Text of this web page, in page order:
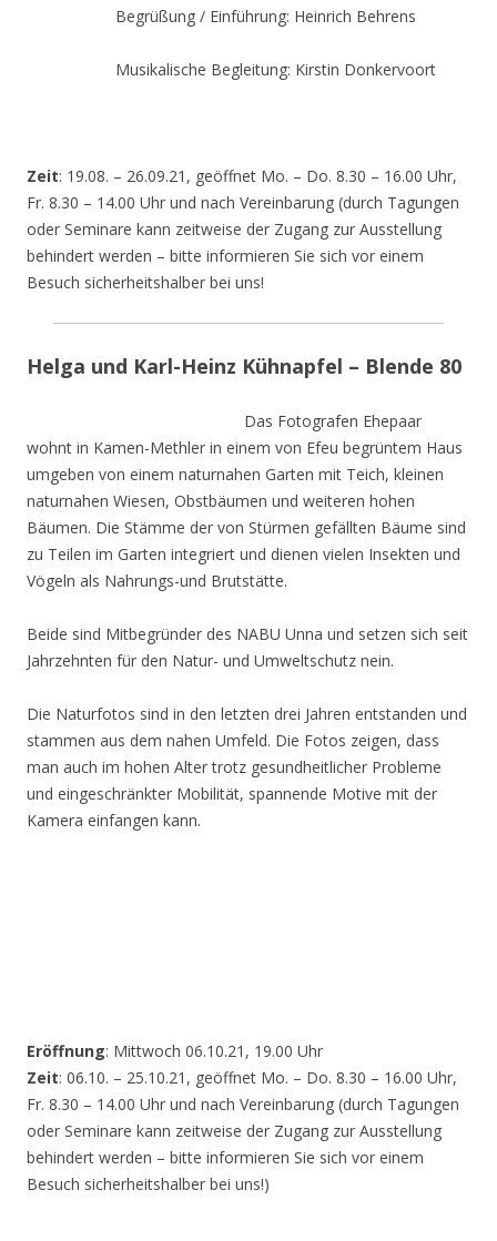
Begrüßung / Einführung: Heinrich Behrens
Musikalische Begleitung: Kirstin Donkervoort
Zeit: 19.08. – 26.09.21, geöffnet Mo. – Do. 8.30 – 16.00 Uhr,
Fr. 8.30 – 14.00 Uhr und nach Vereinbarung (durch Tagungen
oder Seminare kann zeitweise der Zugang zur Ausstellung
behindert werden – bitte informieren Sie sich vor einem
Besuch sicherheitshalber bei uns!
Helga und Karl-Heinz Kühnapfel – Blende 80
Das Fotografen Ehepaar
wohnt in Kamen-Methler in einem von Efeu begrüntem Haus
umgeben von einem naturnahen Garten mit Teich, kleinen
naturnahen Wiesen, Obstbäumen und weiteren hohen
Bäumen. Die Stämme der von Stürmen gefällten Bäume sind
zu Teilen im Garten integriert und dienen vielen Insekten und
Vögeln als Nahrungs-und Brutstätte.
Beide sind Mitbegründer des NABU Unna und setzen sich seit
Jahrzehnten für den Natur- und Umweltschutz nein.
Die Naturfotos sind in den letzten drei Jahren entstanden und
stammen aus dem nahen Umfeld. Die Fotos zeigen, dass
man auch im hohen Alter trotz gesundheitlicher Probleme
und eingeschränkter Mobilität, spannende Motive mit der
Kamera einfangen kann.
Eröffnung: Mittwoch 06.10.21, 19.00 Uhr
Zeit: 06.10. – 25.10.21, geöffnet Mo. – Do. 8.30 – 16.00 Uhr,
Fr. 8.30 – 14.00 Uhr und nach Vereinbarung (durch Tagungen
oder Seminare kann zeitweise der Zugang zur Ausstellung
behindert werden – bitte informieren Sie sich vor einem
Besuch sicherheitshalber bei uns!)